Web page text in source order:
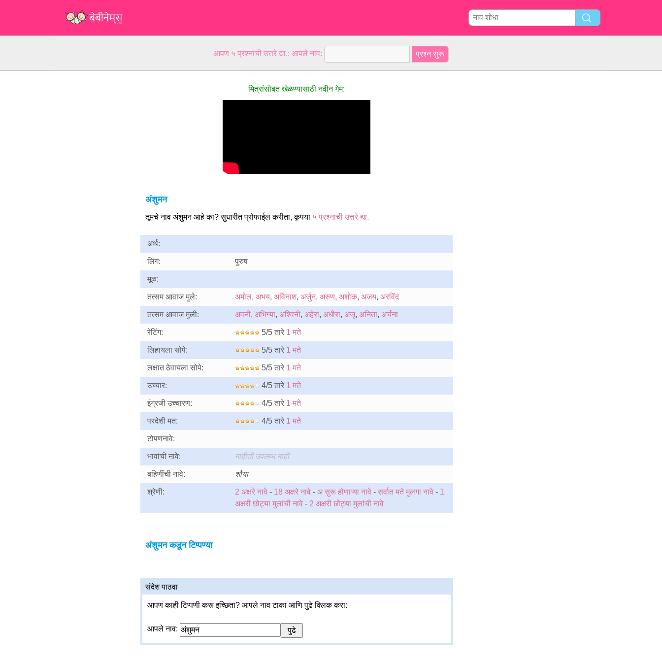
आपण ५ प्रश्नांची उत्तरे द्या.: आपले नाव:
मित्रांसोबत खेळण्यासाठी नवीन गेम:
अंशुमन
तूमचे नाव अंशुमन आहे का? सुधारीत प्रोफाईल करीता, कृपया ५ प्रश्नाची उत्तरे द्या.
अर्थ:
लिंग: पुरुष
मूळ:
तत्सम आवाज मुले: अमोल, अभय, अविनाश, अर्जुन, अरुण, अशोक, अजय, अरविंद
तत्सम आवाज मुली: अवनी, अभिग्या, अश्विनी, अहेरा, अधीरा, अंजू, अनिता, अर्चना
रेटिंग: 5/5 तारे 1 मते
लिहायला सोपे: 5/5 तारे 1 मते
लक्षात ठेवायला सोपे: 5/5 तारे 1 मते
उच्चार: 4/5 तारे 1 मते
इंग्रजी उच्चारण: 4/5 तारे 1 मते
परदेशी मत: 4/5 तारे 1 मते
टोपणनावे:
भावांची नावे: माहीती उपलब्ध नाही
बहिणींची नावे: शौया
श्रेणी: 2 अक्षरे नावे- 18 अक्षरे नावे- अ सुरू होणाऱ्या नावे- सर्वात मते मुलगा नावे- 1
अक्षरी छोट्या मुलांची नावे- 2 अक्षरी छोट्या मुलांची नावे
अंशुमन कडून टिप्पण्या
संदेश पाठवा
आपण काही टिप्पणी करू इच्छिता? आपले नाव टाका आणि पुढे क्लिक करा:
आपले नाव: